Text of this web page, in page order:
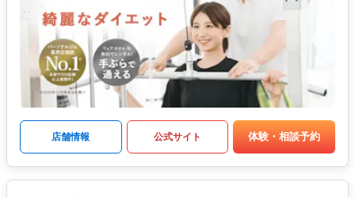
店舗情報 公式サイト 体験・相談予約